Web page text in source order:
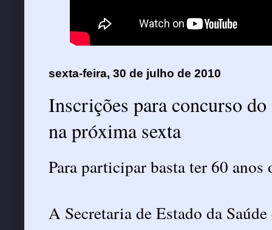
sexta-feira, 30 de julho de 2010
Inscrições para concurso
na próxima sexta
Para participar basta ter 60
A Secretaria de Estado da